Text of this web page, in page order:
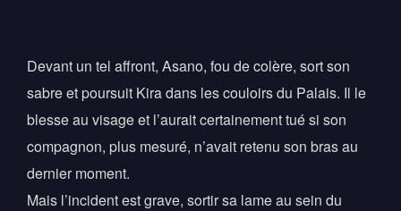
Devant un tel affront, Asano, fou de colère, sort son
sabre et poursuit Kira dans les couloirs du Palais. Il le
blesse au visage et l’aurait certainement tué si son
compagnon, plus mesuré, n’avait retenu son bras au
dernier moment.
Mais l’incident est grave, sortir sa lame au sein du